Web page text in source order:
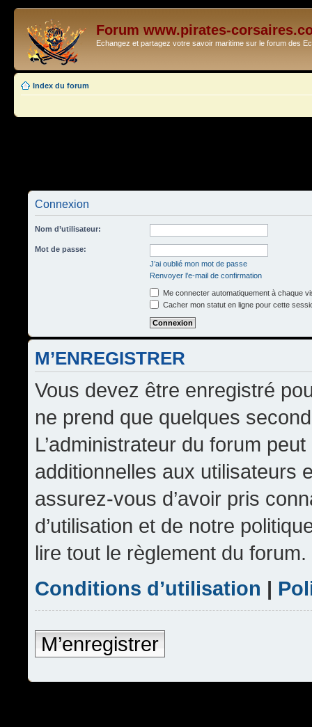
Forum www.pirates-
Echangez et partagez votre savoir maritime sur le forum des
Index du forum
Connexion
Nom d’utilisateur:
Mot de passe:
J’ai oublié mon mot de passe
Renvoyer l’e-mail de confirmation
Me connecter automatiquement à chaque
Cacher mon statut en ligne pour cette
M’ENREGISTRER
Vous devez être enregistré
ne prend que quelques
L’administrateur du forum
additionnelles aux utilisateurs
assurez-vous d’avoir pris
d’utilisation et de notre
lire tout le règlement du forum.
Conditions d’utilisation |
M’enregistrer